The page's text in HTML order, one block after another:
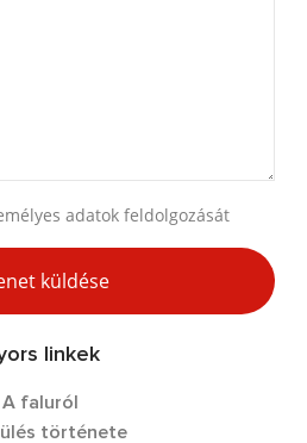
adatok feldolgozását
küldése
linkek
A faluról
története